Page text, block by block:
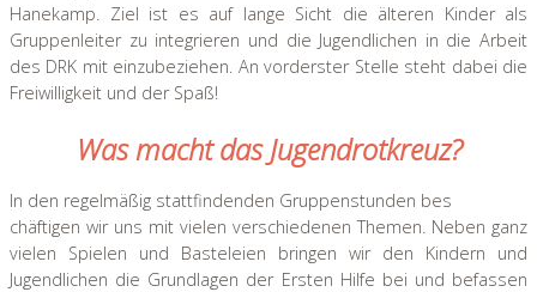
Hanekamp. Ziel ist es auf lange Sicht die älteren Kinder als
Gruppenleiter zu integrieren und die Jugendlichen in die Arbeit
des DRK mit einzubeziehen. An vorderster Stelle steht dabei die
Freiwilligkeit und der Spaß!
Was macht das Jugendrotkreuz?
In den regelmäßig stattfindenden Gruppenstunden bes
chäftigen wir uns mit vielen verschiedenen Themen. Neben ganz
vielen Spielen und Basteleien bringen wir den Kindern und
Jugendlichen die Grundlagen der Ersten Hilfe bei und befassen